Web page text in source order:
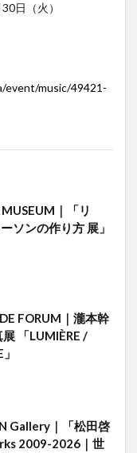
日（火）
event/music/49421-
｜「リ
ソンの作り方 展」
FORUM｜瀧本幹
「LUMIÈRE /
Gallery｜「松田啓
2009-2026｜世